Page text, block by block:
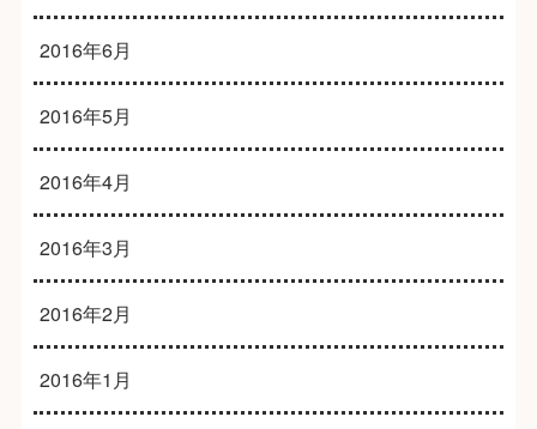
2016年6月
2016年5月
2016年4月
2016年3月
2016年2月
2016年1月